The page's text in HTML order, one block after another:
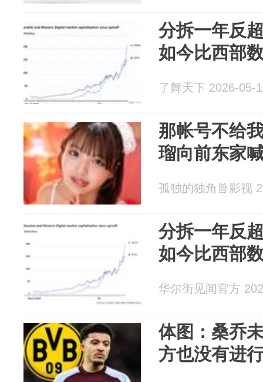
分拆一年反
如今比西部
了舞天下 2026-05-
那帐号不给
瑠向前东家
孤独的独角兽影视
分拆一年反
如今比西部
华尔街见闻官方
体图：桑乔
方也没有进